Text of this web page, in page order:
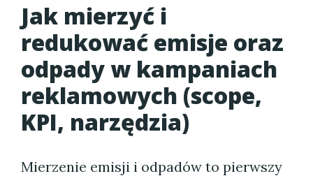
Jak mierzyć i
redukować emisje oraz
odpady w kampaniach
reklamowych (scope,
KPI, narzędzia)
Mierzenie emisji i odpadów to pierwszy